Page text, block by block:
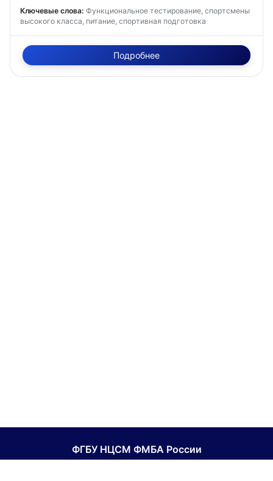
Ключевые слова: Функциональное тестирование, спортсмены
высокого класса, питание, спортивная подготовка
Подробнее
ФГБУ НЦСМ ФМБА России